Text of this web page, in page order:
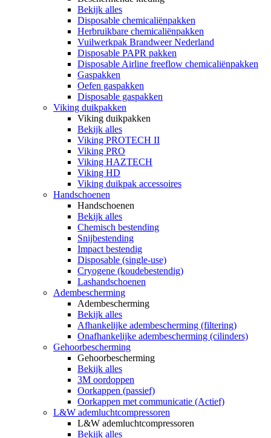
Bekijk alles
Disposable chemicaliënpakken
Herbruikbare chemicaliënpakken
Vuilwerkpak Brandweer Nederland
Disposable PAPR pakken
Disposable Airline freeflow chemicaliënpakken
Gaspakken
Oefen gaspakken
Disposable gaspakken
Viking duikpakken
Viking duikpakken
Bekijk alles
Viking PROTECH II
Viking PRO
Viking HAZTECH
Viking HD
Viking duikpak accessoires
Handschoenen
Handschoenen
Bekijk alles
Chemisch bestending
Snijbestending
Impact bestendig
Disposable (single-use)
Cryogene (koudebestendig)
Lashandschoenen
Adembescherming
Adembescherming
Bekijk alles
Afhankelijke adembescherming (filtering)
Onafhankelijke adembescherming (cilinders)
Gehoorbescherming
Gehoorbescherming
Bekijk alles
3M oordoppen
Oorkappen (passief)
Oorkappen met communicatie (Actief)
L&W ademluchtcompressoren
L&W ademluchtcompressoren
Bekijk alles